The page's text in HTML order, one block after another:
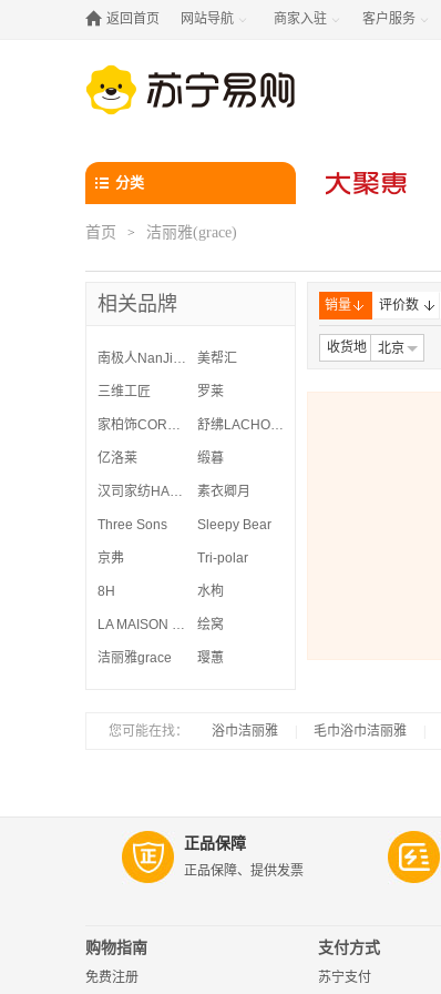
 返回首页 网站导航  商家入驻  客户服务 
分类
首页 > 洁丽雅(grace)
销量 评价数
收货地 北京
相关品牌
南极人NanJiren 美帮汇
三维工匠 罗莱
家柏饰CORATED 舒绋LACHOUFFE
亿洛莱 缎暮
汉司家纺HANSI 素衣卿月
Three Sons Sleepy Bear
京弗 Tri-polar
8H 水枸
LA MAISON DE SASHA 绘窝
洁丽雅grace 璎蕙
您可能在找： 浴巾洁丽雅 毛巾浴巾洁丽雅
正品保障
正品保障、提供发票
购物指南
免费注册
支付方式
苏宁支付